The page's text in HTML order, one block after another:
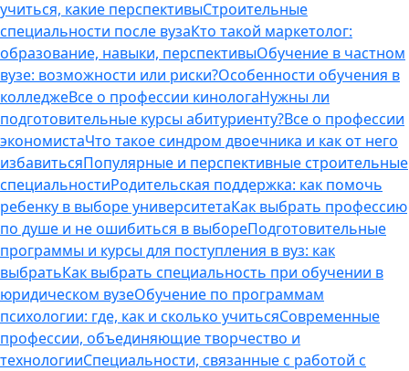
учиться, какие перспективыСтроительные
специальности после вузаКто такой маркетолог:
образование, навыки, перспективыОбучение в частном
вузе: возможности или риски?Особенности обучения в
колледжеВсе о профессии кинологаНужны ли
подготовительные курсы абитуриенту?Все о профессии
экономистаЧто такое синдром двоечника и как от него
избавитьсяПопулярные и перспективные строительные
специальностиРодительская поддержка: как помочь
ребенку в выборе университетаКак выбрать профессию
по душе и не ошибиться в выбореПодготовительные
программы и курсы для поступления в вуз: как
выбратьКак выбрать специальность при обучении в
юридическом вузеОбучение по программам
психологии: где, как и сколько учитьсяСовременные
профессии, объединяющие творчество и
технологииСпециальности, связанные с работой с